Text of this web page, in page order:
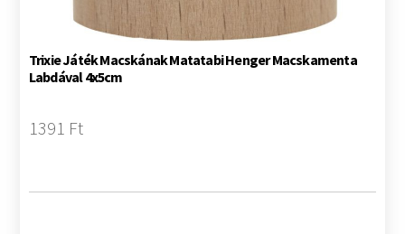
Trixie Játék Macskának Matatabi Henger Macskamenta
Labdával 4x5cm
1391 Ft